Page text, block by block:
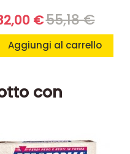
€55,18 €
Aggiungi al carrello
con